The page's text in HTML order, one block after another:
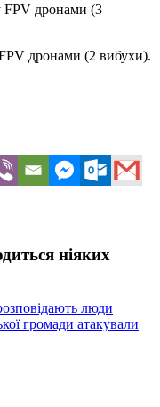
FPV дронами (3
FPV дронами (2 вибухи).
ніяких
люди
громади атакували